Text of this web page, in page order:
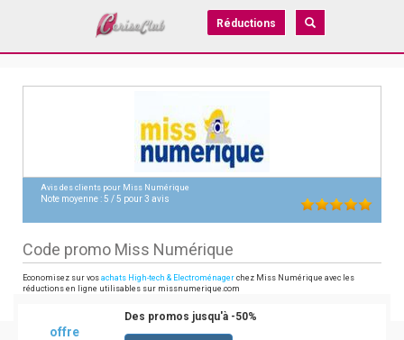
Réductions
Avis des clients pour Miss Numérique
Note moyenne :5 /5 pour3 avis
Code promo Miss Numérique
Economisez sur vos achats High-tech & Electroménager chez Miss Numérique avec les
réductions en ligne utilisables sur missnumerique.com
offre
Des promos jusqu'à -50%